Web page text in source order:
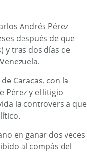
Andrés Pérez
después de que
y tras dos días de
Caracas, con la
Pérez y el litigio
la controversia que
en ganar dos veces
al compás del